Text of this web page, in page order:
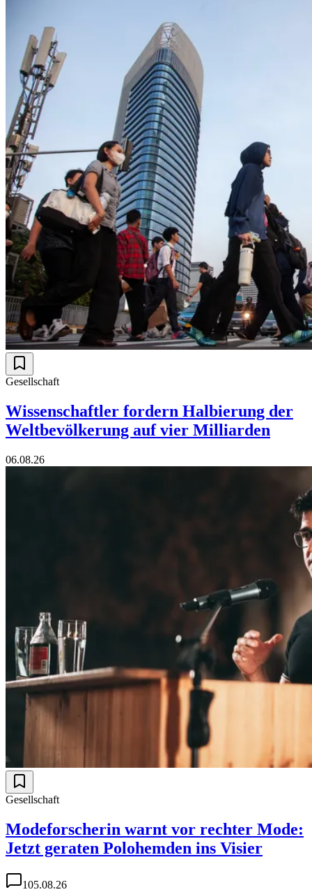
Gesellschaft
Wissenschaftler fordern Halbierung der
Weltbevölkerung auf vier Milliarden
06.08.26
Gesellschaft
Modeforscherin warnt vor rechter Mode:
Jetzt geraten Polohemden ins Visier
105.08.26